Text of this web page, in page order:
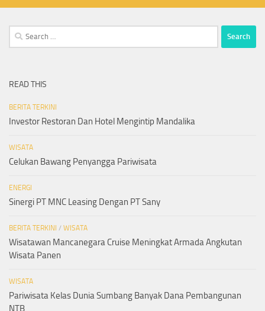
Search
for:
READ THIS
BERITA TERKINI
Investor Restoran Dan Hotel Mengintip Mandalika
WISATA
Celukan Bawang Penyangga Pariwisata
ENERGI
Sinergi PT MNC Leasing Dengan PT Sany
BERITA TERKINI / WISATA
Wisatawan Mancanegara Cruise Meningkat Armada Angkutan
Wisata Panen
WISATA
Pariwisata Kelas Dunia Sumbang Banyak Dana Pembangunan
NTB